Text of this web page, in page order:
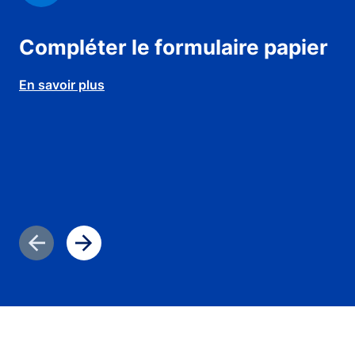
Compléter le formulaire papier
En savoir plus
Diapositive précédente
Diapositive suivante